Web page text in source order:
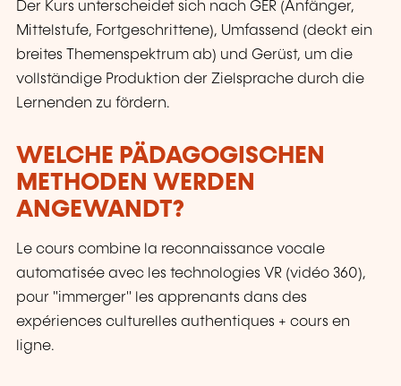
Der Kurs unterscheidet sich nach GER (Anfänger,
Mittelstufe, Fortgeschrittene), Umfassend (deckt ein
breites Themenspektrum ab) und Gerüst, um die
vollständige Produktion der Zielsprache durch die
Lernenden zu fördern.
WELCHE PÄDAGOGISCHEN
METHODEN WERDEN
ANGEWANDT?
Le cours combine la reconnaissance vocale
automatisée avec les technologies VR (vidéo 360),
pour "immerger" les apprenants dans des
expériences culturelles authentiques + cours en
ligne.